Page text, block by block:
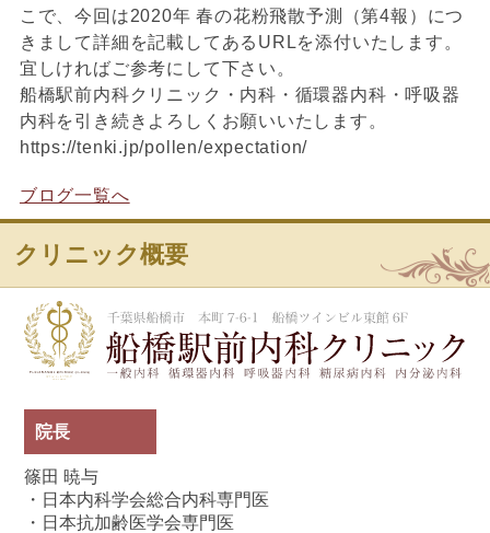
こで、今回は2020年 春の花粉飛散予測（第4報）につ
きまして詳細を記載してあるURLを添付いたします。
宜しければご参考にして下さい。
船橋駅前内科クリニック・内科・循環器内科・呼吸器
内科を引き続きよろしくお願いいたします。
https://tenki.jp/pollen/expectation/
ブログ一覧へ
クリニック概要
院長
篠田 暁与
・日本内科学会総合内科専門医
・日本抗加齢医学会専門医